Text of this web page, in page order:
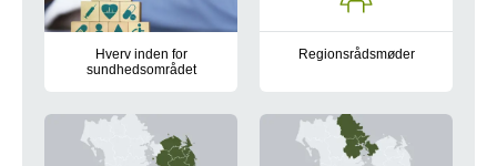
Hverv inden for
sundhedsområdet
Regionsrådsmøder